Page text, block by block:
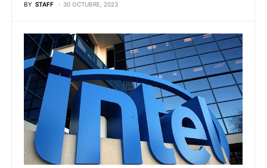
BY STAFF 30 OCTUBRE, 2023